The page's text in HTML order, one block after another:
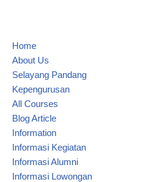
ke
konten
Home
About Us
Selayang Pandang
Kepengurusan
All Courses
Blog Article
Information
Informasi Kegiatan
Informasi Alumni
Informasi Lowongan